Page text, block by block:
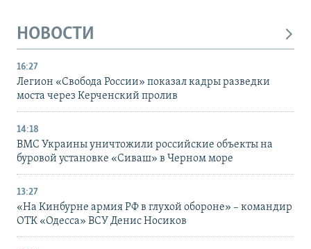
НОВОСТИ
16:27
Легион «Свобода России» показал кадры разведки
моста через Керченский пролив
14:18
ВМС Украины уничтожили российские объекты на
буровой установке «Сиваш» в Черном море
13:27
«На Кинбурне армия РФ в глухой обороне» – командир
ОТК «Одесса» ВСУ Денис Носиков